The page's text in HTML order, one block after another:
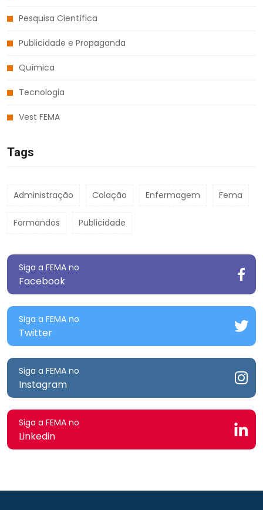
Pesquisa Científica
Publicidade e Propaganda
Química
Tecnologia
Vest FEMA
Tags
Administração Colação Enfermagem Fema
Formandos Publicidade
Siga a FEMA no
Facebook
Siga a FEMA no
Twitter
Siga a FEMA no
Instagram
Siga a FEMA no
Linkedin